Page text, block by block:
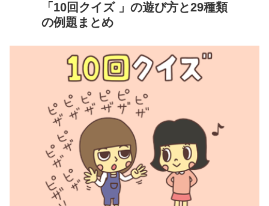
「10回クイズ 」の遊び方と29種類
の例題まとめ